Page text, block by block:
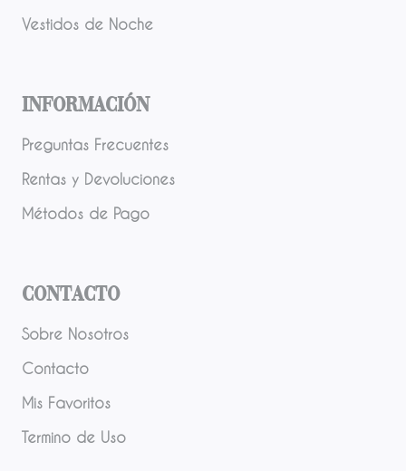
Vestidos de Noche
Información
Preguntas Frecuentes
Rentas y Devoluciones
Métodos de Pago
Contacto
Sobre Nosotros
Contacto
Mis Favoritos
Termino de Uso